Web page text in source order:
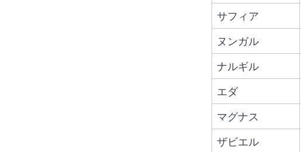
サフィア
ヌンガル
ナルギル
エダ
マグナス
ザビエル